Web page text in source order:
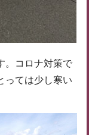
。コロナ対策で
っては少し寒い